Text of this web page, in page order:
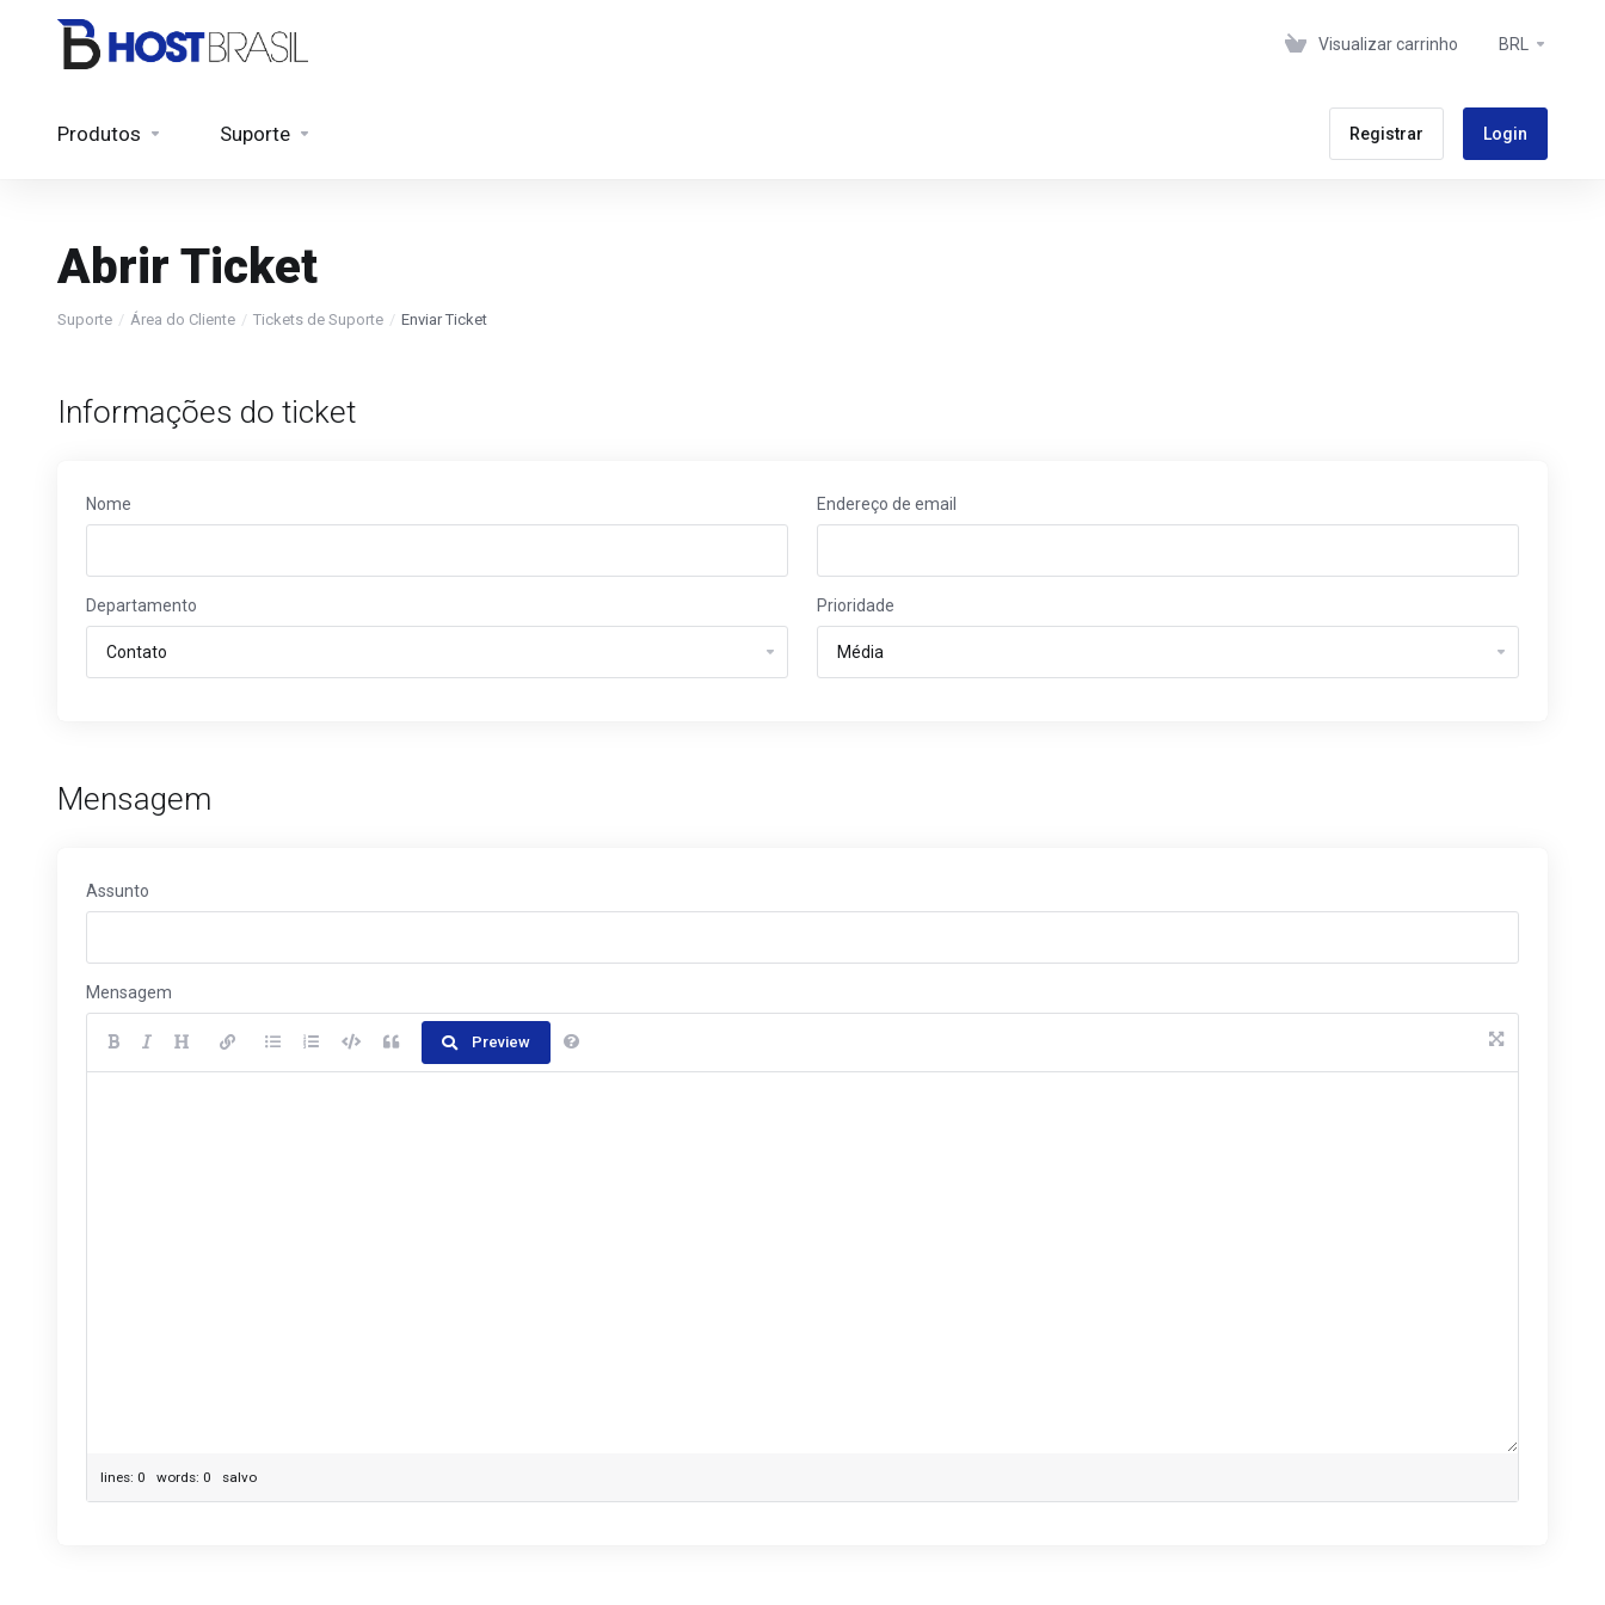
Visualizar carrinho BRL
Produtos Suporte Registrar Login
Abrir Ticket
Suporte Área do Cliente Tickets de Suporte Enviar Ticket
Informações do ticket
Nome Endereço de email
Departamento Prioridade
Mensagem
Assunto
Mensagem
Preview
lines: 0 words: 0 salvo